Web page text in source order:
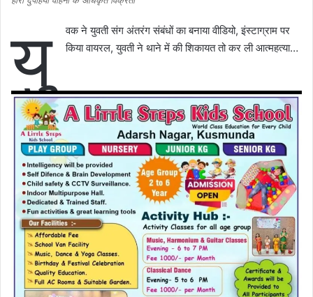
यु
वक ने युवती संग अंतरंग संबंधों का बनाया वीडियो, इंस्टाग्राम पर
किया वायरल, युवती ने थाने में की शिकायत तो कर ली आत्महत्या…